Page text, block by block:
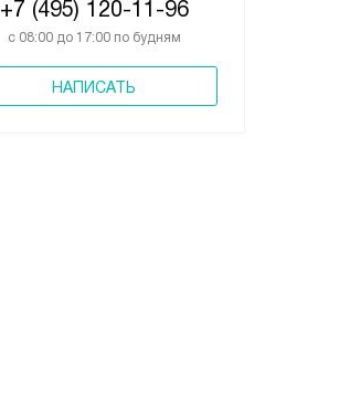
+7 (495) 120-11-96
с 08:00 до 17:00 по будням
НАПИСАТЬ